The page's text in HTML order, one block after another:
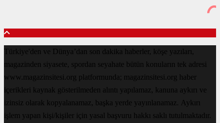
Türkiye'den ve Dünya’dan son dakika haberler, köşe yazıları,
magazinden siyasete, spordan seyahate bütün konuların tek adresi
www.magazinsitesi.org platformunda; magazinsitesi.org haber
içerikleri kaynak gösterilmeden alıntı yapılamaz, kanuna aykırı ve
izinsiz olarak kopyalanamaz, başka yerde yayınlanamaz. Aykırı
işlem yapan kişi/kişiler için yasal başvuru hakkı saklı tutulmaktadır.